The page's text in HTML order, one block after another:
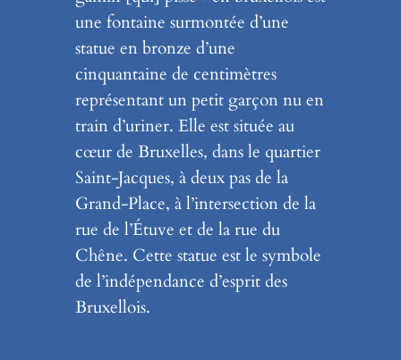
une fontaine surmontée d’une
statue en bronze d’une
cinquantaine de centimètres
représentant un petit garçon nu en
train d’uriner. Elle est située au
cœur de Bruxelles, dans le quartier
Saint-Jacques, à deux pas de la
Grand-Place, à l’intersection de la
rue de l’Étuve et de la rue du
Chêne. Cette statue est le symbole
de l’indépendance d’esprit des
Bruxellois.